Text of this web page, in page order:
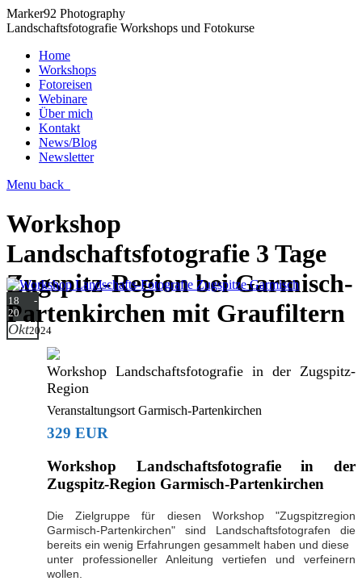
Marker92 Photography
Landschaftsfotografie Workshops und Fotokurse
Home
Workshops
Fotoreisen
Webinare
Über mich
Kontakt
News/Blog
Newsletter
Menu back
Workshop
Landschaftsfotografie 3 Tage
Zugspitz-Region bei Garmisch-
Partenkirchen mit Graufiltern
18 -
20
Okt2024
Workshop Landschaftsfotografie in der Zugspitz-
Region
Veranstaltungsort Garmisch-Partenkirchen
329 EUR
Workshop Landschaftsfotografie in der
Zugspitz-Region Garmisch-Partenkirchen
Die Zielgruppe für diesen Workshop "Zugspitzregion
Garmisch-Partenkirchen" sind Landschaftsfotografen die
bereits ein wenig Erfahrungen gesammelt haben und diese
unter professioneller Anleitung vertiefen und verfeinern
wollen.